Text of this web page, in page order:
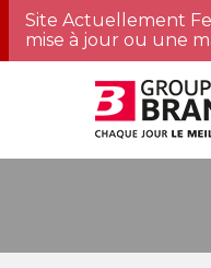
Site Actuellement
mise à jour ou une